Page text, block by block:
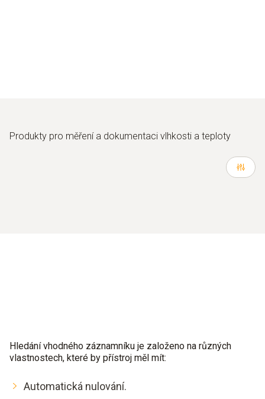
Produkty pro měření a dokumentaci vlhkosti a teploty
Hledání vhodného záznamníku je založeno na různých
vlastnostech, které by přístroj měl mít:
Automatická nulování.